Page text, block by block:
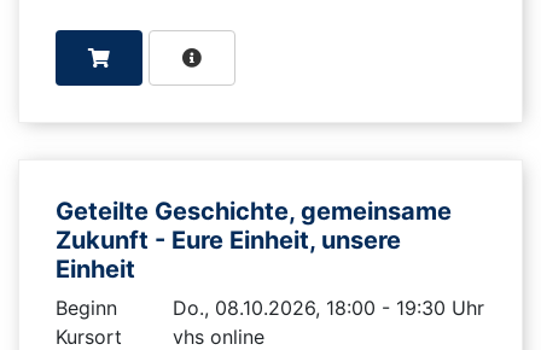
Geteilte Geschichte, gemeinsame
Zukunft - Eure Einheit, unsere
Einheit
Beginn
Do., 08.10.2026, 18:00 - 19:30 Uhr
Kursort
vhs online